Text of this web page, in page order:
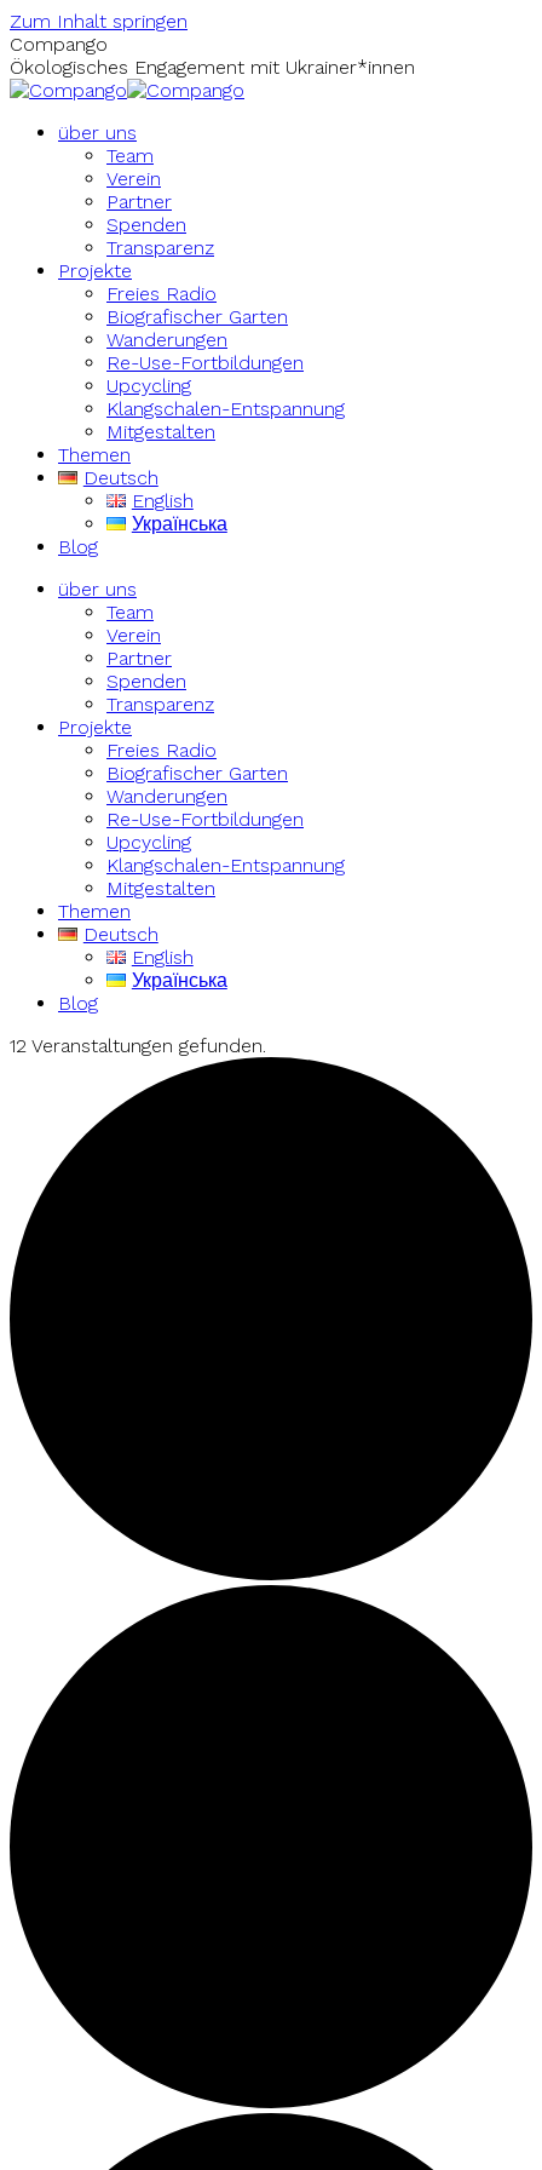
Zum Inhalt springen
Compango
Ökologisches Engagement mit Ukrainer*innen
über uns
Team
Verein
Partner
Spenden
Transparenz
Projekte
Freies Radio
Biografischer Garten
Wanderungen
Re-Use-Fortbildungen
Upcycling
Klangschalen-Entspannung
Mitgestalten
Themen
Deutsch
English
Українська
Blog
über uns
Team
Verein
Partner
Spenden
Transparenz
Projekte
Freies Radio
Biografischer Garten
Wanderungen
Re-Use-Fortbildungen
Upcycling
Klangschalen-Entspannung
Mitgestalten
Themen
Deutsch
English
Українська
Blog
12 Veranstaltungen gefunden.